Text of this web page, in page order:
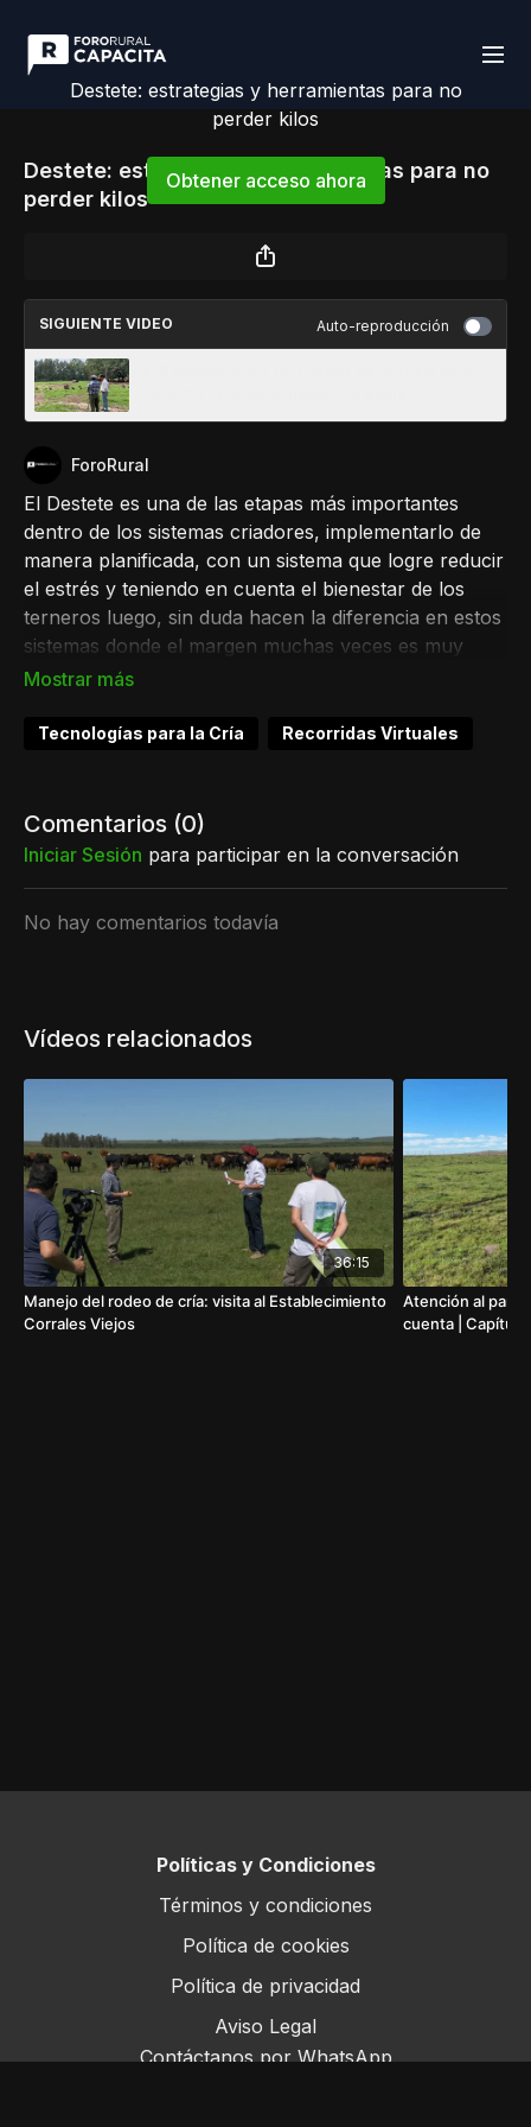
Destete: estrategias y herramientas para no
perder kilos
Obtener acceso ahora
iniciar sesiónpara continuar
Destete: estrategias y herramientas para no
perder kilos
SIGUIENTE VIDEO Auto-reproducción
ForoRural
El Destete es una de las etapas más importantes
dentro de los sistemas criadores, implementarlo de
manera planificada, con un sistema que logre reducir
el estrés y teniendo en cuenta el bienestar de los
terneros luego, sin duda hacen la diferencia en estos
sistemas donde el margen muchas veces es muy
pequeño.
En este video, Juan Pablo Henderson junto a Pablo
en Guimani con esta técnica, tanto para Destete
Precoz como para Destete general.
Algunos TIPS sobre el Destete:
Compruebe que es más sencillo y económico
Implemente sistemas de destete que disminuyan el
stress a los animales.
Conserve kilos valiosos de sus vacas y terneros
aplicando técnicas simples pero efectivas, basadas
en la sabiduría del hombre de campo: algunos
ejemplo (Destete Racional, Destete alambre por
medio, Destete a corral)
Tecnologías para la Cría Recorridas Virtuales
Comentarios (0)
Iniciar Sesión para participar en la conversación
No hay comentarios todavía
Vídeos relacionados
36:15
Manejo del rodeo de cría: visita al Establecimiento
Corrales Viejos
Atención al
cuenta | Capítulo
Políticas y Condiciones
Términos y condiciones
Política de cookies
Política de privacidad
Aviso Legal
Contáctanos por WhatsApp